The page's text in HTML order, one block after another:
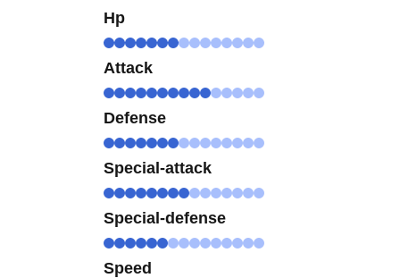
Hp
Attack
Defense
Special-attack
Special-defense
Speed